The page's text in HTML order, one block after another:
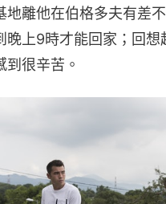
地離他在伯格多夫有差
晚上9時才能回家；回想
到很辛苦。